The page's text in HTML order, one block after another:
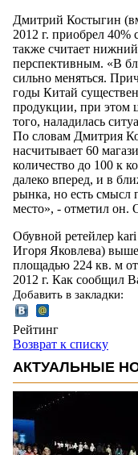
Дмитрий Костыгин
2012 г. приобрел 40%
также считает
перспективным. «В
сильно меняться.
годы Китай
продукции, при этом
того, наладилась
По словам Дмитрия
насчитывает 60
количество до 100 к
далеко вперед, и в
рынка, но есть смысл
место», - отметил он.
Обувной ретейлер
Игоря Яковлева)
площадью 224 кв. м
2012 г. Как сообщил
Добавить в закладки:
Рейтинг
Возврат к списку
АКТУАЛЬНЫЕ